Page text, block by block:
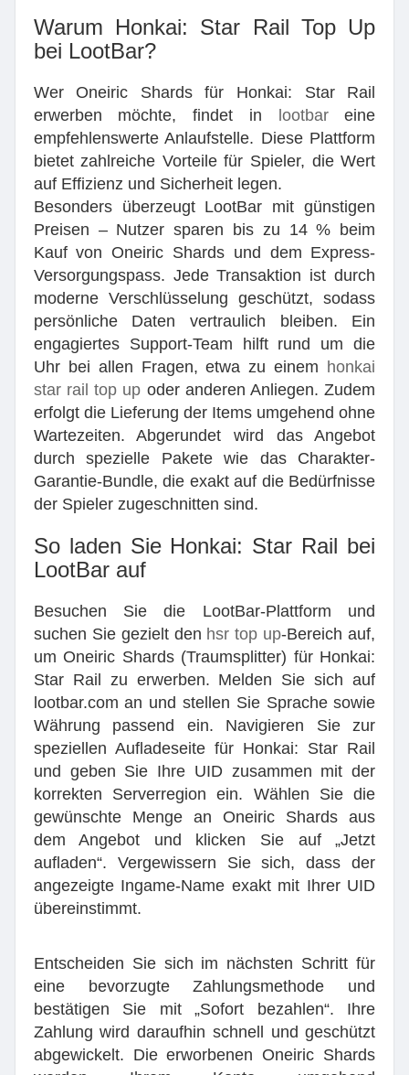
Warum Honkai: Star Rail Top Up
bei LootBar?
Wer Oneiric Shards für Honkai: Star Rail
erwerben möchte, findet in
lootbareine
empfehlenswerte Anlaufstelle. Diese Plattform
bietet zahlreiche Vorteile für Spieler, die Wert
auf Effizienz und Sicherheit legen.
Besonders überzeugt LootBar mit günstigen
Preisen – Nutzer sparen bis zu 14 % beim
Kauf von Oneiric Shards und dem Express-
Versorgungspass. Jede Transaktion ist durch
moderne Verschlüsselung geschützt, sodass
persönliche Daten vertraulich bleiben. Ein
engagiertes Support-Team hilft rund um die
Uhr bei allen Fragen, etwa zu einem honkai
star rail top up oder anderen Anliegen. Zudem
erfolgt die Lieferung der Items umgehend ohne
Wartezeiten. Abgerundet wird das Angebot
durch spezielle Pakete wie das Charakter-
Garantie-Bundle, die exakt auf die Bedürfnisse
der Spieler zugeschnitten sind.
So laden Sie Honkai: Star Rail bei
LootBar auf
Besuchen Sie die LootBar-Plattform und
suchen Sie gezielt den hsr top up-Bereich auf,
um Oneiric Shards (Traumsplitter) für Honkai:
Star Rail zu erwerben. Melden Sie sich auf
lootbar.com an und stellen Sie Sprache sowie
Währung passend ein. Navigieren Sie zur
speziellen Aufladeseite für Honkai: Star Rail
und geben Sie Ihre UID zusammen mit der
korrekten Serverregion ein. Wählen Sie die
gewünschte Menge an Oneiric Shards aus
dem Angebot und klicken Sie auf „Jetzt
aufladen“. Vergewissern Sie sich, dass der
angezeigte Ingame-Name exakt mit Ihrer UID
übereinstimmt.
Entscheiden Sie sich im nächsten Schritt für
eine bevorzugte Zahlungsmethode und
bestätigen Sie mit „Sofort bezahlen“. Ihre
Zahlung wird daraufhin schnell und geschützt
abgewickelt. Die erworbenen Oneiric Shards